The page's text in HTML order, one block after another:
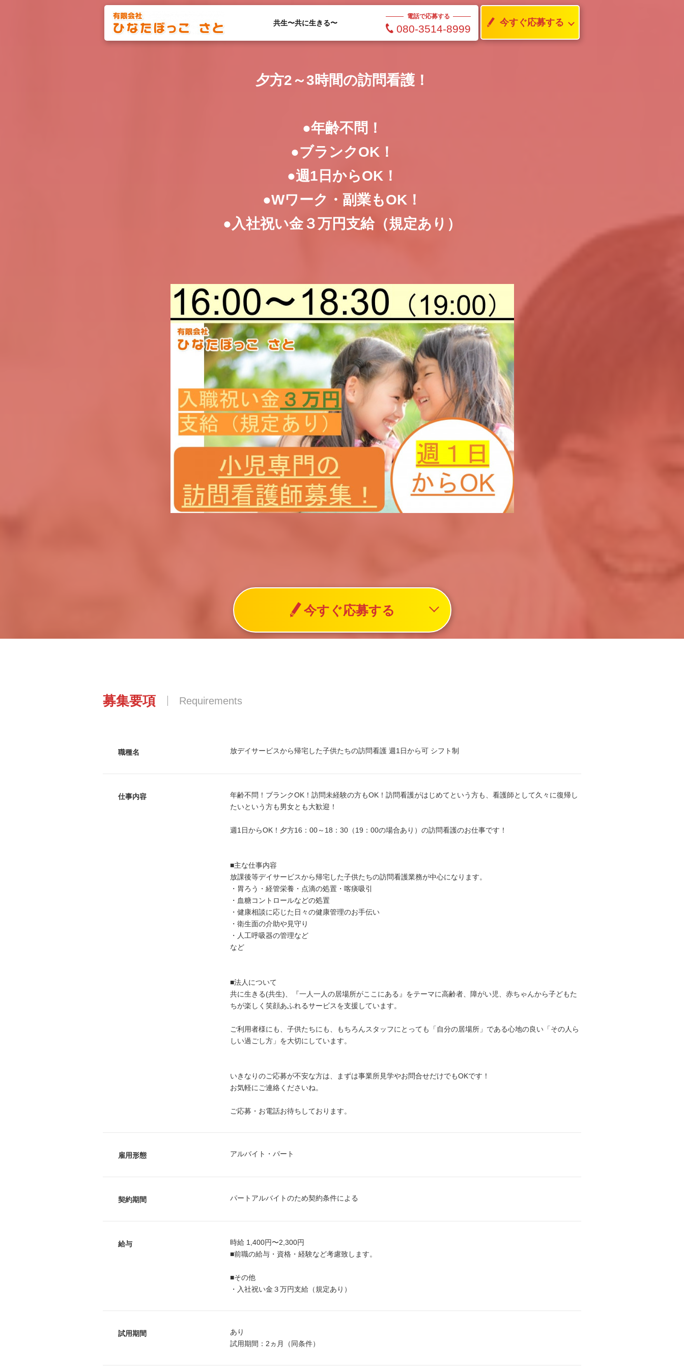
共生〜共に生きる〜
電話で応募する
080-3514-8999
今すぐ応募する
夕方2～3時間の訪問看護！
●年齢不問！
●ブランクOK！
●週1日からOK！
●Wワーク・副業もOK！
●入社祝い金３万円支給（規定あり）
今すぐ応募する
募集要項 Requirements
職種名 放デイサービスから帰宅した子供たちの訪問看護 週1日から可 シフト制
仕事内容
年齢不問！ブランクOK！訪問未経験の方もOK！訪問看護がはじめてという方も、看護師として久々に復帰し
たいという方も男女とも大歓迎！
週1日からOK！夕方16：00～18：30（19：00の場合あり）の訪問看護のお仕事です！
■主な仕事内容
放課後等デイサービスから帰宅した子供たちの訪問看護業務が中心になります。
・胃ろう・経管栄養・点滴の処置・喀痰吸引
・血糖コントロールなどの処置
・健康相談に応じた日々の健康管理のお手伝い
・衛生面の介助や見守り
・人工呼吸器の管理など
など
■法人について
共に生きる(共生)、『一人一人の居場所がここにある』をテーマに高齢者、障がい児、赤ちゃんから子どもた
ちが楽しく笑顔あふれるサービスを支援しています。
ご利用者様にも、子供たちにも、もちろんスタッフにとっても「自分の居場所」である心地の良い「その人ら
しい過ごし方」を大切にしています。
いきなりのご応募が不安な方は、まずは事業所見学やお問合せだけでもOKです！
お気軽にご連絡くださいね。
ご応募・お電話お待ちしております。
雇用形態 アルバイト・パート
契約期間 パートアルバイトのため契約条件による
給与
時給 1,400円〜2,300円
■前職の給与・資格・経験など考慮致します。
■その他
・入社祝い金３万円支給（規定あり）
試用期間
あり
試用期間：2ヵ月（同条件）